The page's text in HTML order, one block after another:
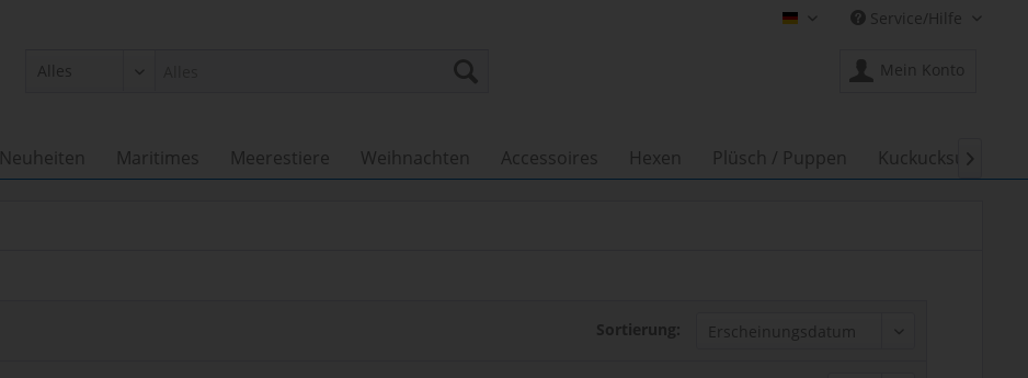
Shop Creation Gross DE
Service/Hilfe
Mein Konto
Neuheiten Maritimes Meerestiere Weihnachten Accessoires Hexen Plüsch / Puppen Kuckucksuhren

Sortierung: